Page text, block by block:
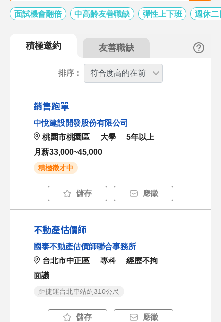
面試機會翻倍 中高齡友善職缺 彈性上下班 週休二
積極邀約 友善職缺
排序：
銷售跑單
中悅建設開發股份有限公司
桃園市桃園區
大學
5年以上
月薪33,000~45,000
積極徵才中
儲存 應徵
不動產估價師
國泰不動產估價師聯合事務所
台北市中正區
專科
經歷不拘
面議
距捷運台北車站約310公尺
儲存 應徵